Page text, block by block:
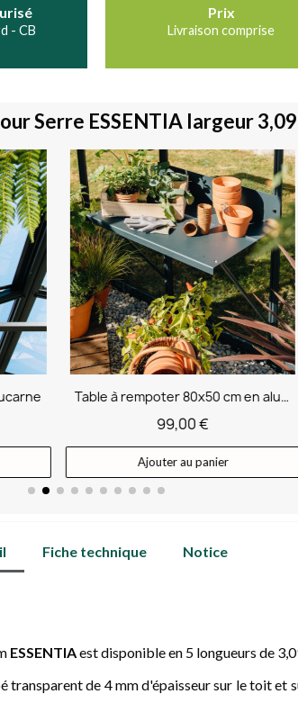
- CB
Prix
Livraison comprise
Serre ESSENTIA largeur
Table à rempoter 80x50 cm en aluminium
229,00 €
Ajouter au panier
Fiche technique Notice
ESSENTIAest disponible en 5 longueurs de
transparent de 4 mm d'épaisseur sur le toit et